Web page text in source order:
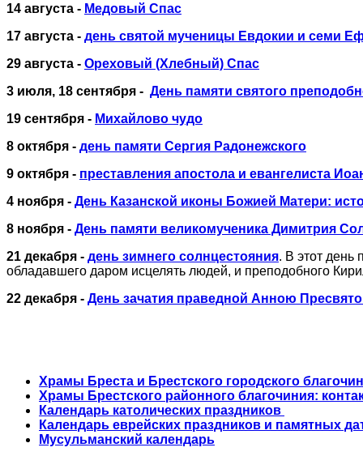
14 августа - Медовый Спас
17 августа - день святой мученицы Евдокии и семи
29 августа - Ореховый (Хлебный) Спас
3 июля, 18 сентября - День памяти святого
19 сентября - Михайлово чудо
8 октября - день памяти Сергия Радонежского
9 октября - преставления апостола и евангелиста
4 ноября - День Казанской иконы Божией Матери:
8 ноября - День памяти великомученика Димитрия
21 декабря - день зимнего солнцестояния. В этот день
обладавшего даром исцелять людей, и преподобного
22 декабря - День зачатия праведной Анною
Храмы Бреста и Брестского городского
Храмы Брестского районного благочиния:
Календарь католических праздников
Календарь еврейских праздников и памятных
Мусульманский календарь